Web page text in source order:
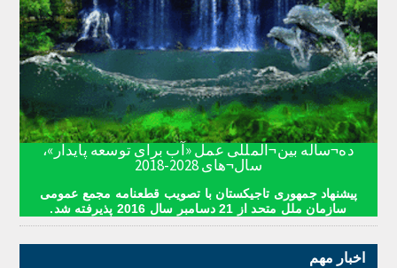
ده¬ساله بین¬المللی عمل «آب برای توسعه پایدار»،
سال¬های 2028-2018
پیشنهاد جمهوری تاجیکستان با تصویب قطعنامه مجمع عمومی
سازمان ملل متحد از 21 دسامبر سال 2016 پذیرفته شد.
اخبار مهم